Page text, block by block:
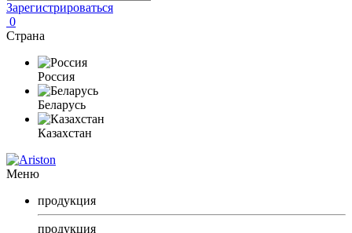
Зарегистрироваться
0
Страна
Россия
Беларусь
Казахстан
Меню
продукция
продукция